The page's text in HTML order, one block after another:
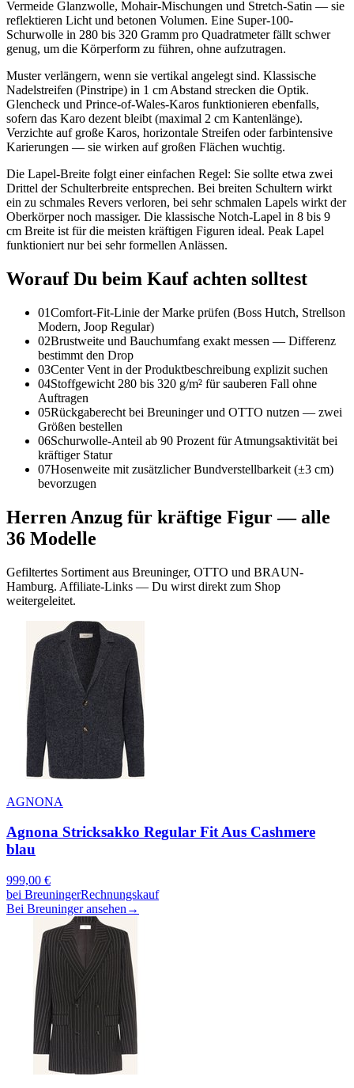
Vermeide Glanzwolle, Mohair-Mischungen und Stretch-Satin — sie
reflektieren Licht und betonen Volumen. Eine Super-100-
Schurwolle in 280 bis 320 Gramm pro Quadratmeter fällt schwer
genug, um die Körperform zu führen, ohne aufzutragen.
Muster verlängern, wenn sie vertikal angelegt sind. Klassische
Nadelstreifen (Pinstripe) in 1 cm Abstand strecken die Optik.
Glencheck und Prince-of-Wales-Karos funktionieren ebenfalls,
sofern das Karo dezent bleibt (maximal 2 cm Kantenlänge).
Verzichte auf große Karos, horizontale Streifen oder farbintensive
Karierungen — sie wirken auf großen Flächen wuchtig.
Die Lapel-Breite folgt einer einfachen Regel: Sie sollte etwa zwei
Drittel der Schulterbreite entsprechen. Bei breiten Schultern wirkt
ein zu schmales Revers verloren, bei sehr schmalen Lapels wirkt der
Oberkörper noch massiger. Die klassische Notch-Lapel in 8 bis 9
cm Breite ist für die meisten kräftigen Figuren ideal. Peak Lapel
funktioniert nur bei sehr formellen Anlässen.
Worauf Du beim Kauf achten solltest
01Comfort-Fit-Linie der Marke prüfen (Boss Hutch, Strellson
Modern, Joop Regular)
02Brustweite und Bauchumfang exakt messen — Differenz
bestimmt den Drop
03Center Vent in der Produktbeschreibung explizit suchen
04Stoffgewicht 280 bis 320 g/m² für sauberen Fall ohne
Auftragen
05Rückgaberecht bei Breuninger und OTTO nutzen — zwei
Größen bestellen
06Schurwolle-Anteil ab 90 Prozent für Atmungsaktivität bei
kräftiger Statur
07Hosenweite mit zusätzlicher Bundverstellbarkeit (±3 cm)
bevorzugen
Herren Anzug für kräftige Figur— alle
36 Modelle
Gefiltertes Sortiment aus Breuninger, OTTO und BRAUN-
Hamburg. Affiliate-Links — Du wirst direkt zum Shop
weitergeleitet.
AGNONA
Agnona Stricksakko Regular Fit Aus Cashmere
blau
999,00 €
bei BreuningerRechnungskauf
Bei Breuninger ansehen →